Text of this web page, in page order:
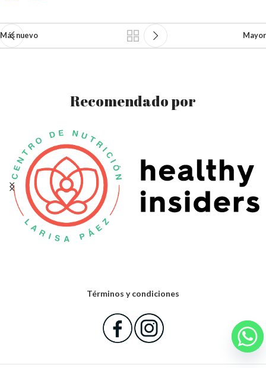
Más nuevo Mayor
Recomendado por
Términos y condiciones